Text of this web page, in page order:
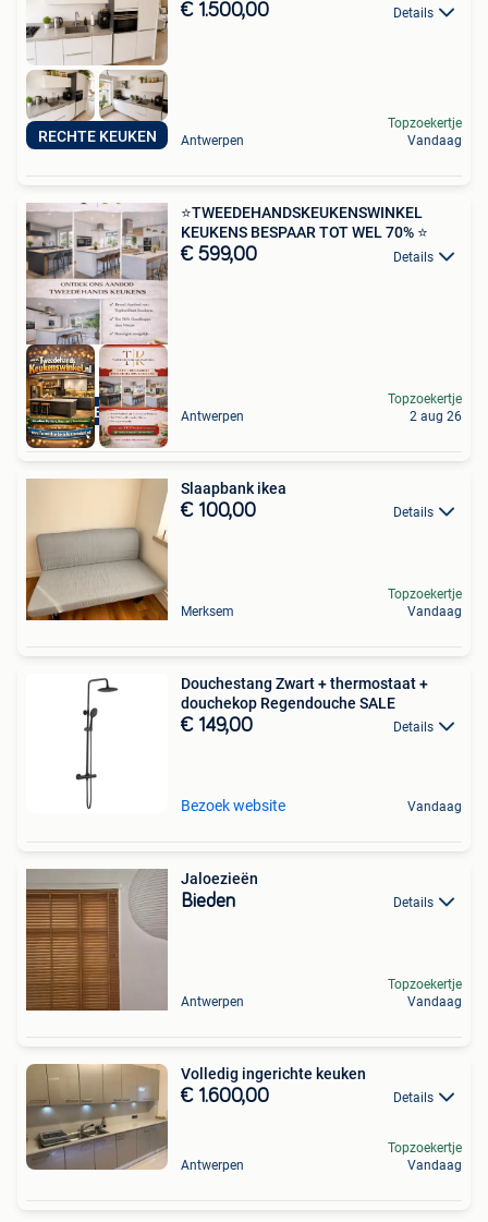
RECHTE KEUKEN
€ 1.500,00 Details
Antwerpen
Topzoekertje
Vandaag
LUXE KEUKENS
⭐TWEEDEHANDSKEUKENSWINKEL
KEUKENS BESPAAR TOT WEL 70% ⭐
€ 599,00 Details
Antwerpen
Topzoekertje
2 aug 26
Slaapbank ikea
€ 100,00 Details
Merksem
Topzoekertje
Vandaag
Douchestang Zwart + thermostaat +
douchekop Regendouche SALE
€ 149,00 Details
Bezoek website Vandaag
Jaloezieën
Bieden Details
Antwerpen
Topzoekertje
Vandaag
Volledig ingerichte keuken
€ 1.600,00 Details
Antwerpen
Topzoekertje
Vandaag